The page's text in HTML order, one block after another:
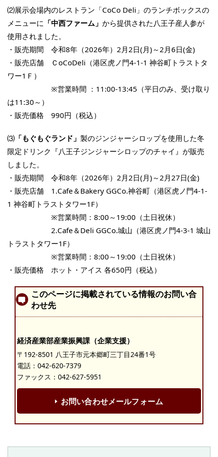
⑵展示会場内のレストラン「CoCo Deli」のランチボックスの
メニューに 「中西ファーム」 から提供された八王子産人参が
使用されました。
・販売期間 令和8年（2026年）2月2日(月)～2月6日(金)
・販売店舗 ＣoCoDeli（港区虎ノ門4-1-1 神谷町トラストタ
ワー1Ｆ）
※営業時間 ：11:00-13:45（平日のみ、受け取り
は11:30～）
・販売価格 990円（税込）
⑶ 「もぐもぐランド」 製のジンジャーシロップを使用した冬
限定ドリンク『八王子ジンジャーシロップのチャイ』が販売
しました。
・販売期間 令和8年（2026年）2月2日(月)～2月27日(金)
・販売店舗 1.Cafe＆Bakery GGCo.神谷町（港区虎ノ門4-1-
1 神谷町トラストタワー1F）
※営業時間：8:00～19:00（土日祝休）
2.Cafe＆Deli GGCo.城山（港区虎ノ門4-3-1 城山
トラストタワー1F）
※営業時間：8:00～19:00（土日祝休）
・販売価格 ホット・アイス 各650円（税込）
このページに掲載されている情報のお問い合
わせ先
経済産業部産業振興課（企業支援）
〒192-8501 八王子市元本郷町三丁目24番1号
電話： 042-620-7379
ファックス：042-627-5951
お問い合わせメールフォーム